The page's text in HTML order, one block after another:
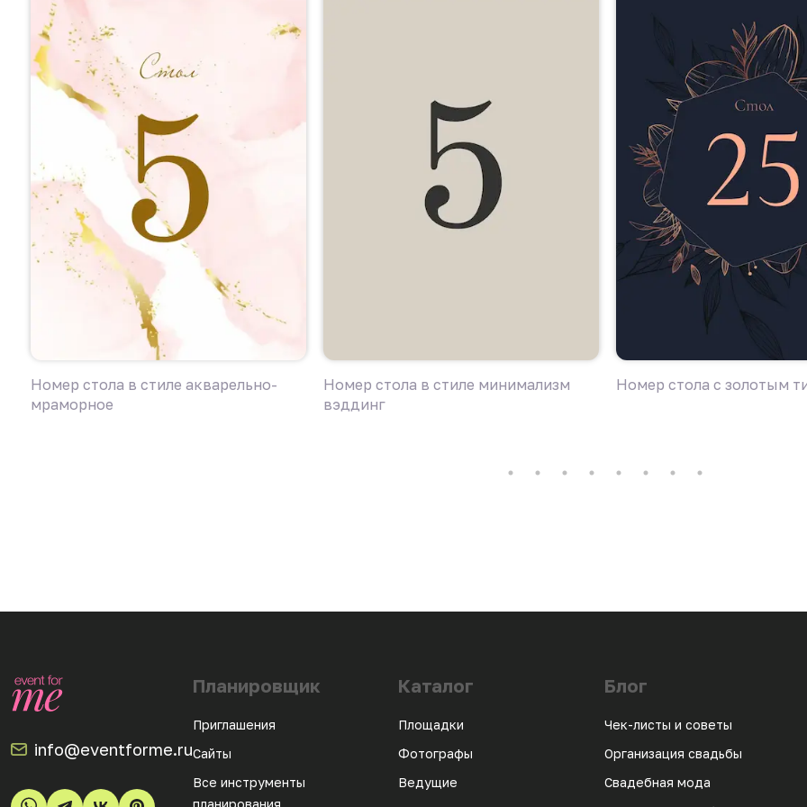
Номер стола в стиле акварельно-
мраморное
Номер стола в стиле минимализм
вэддинг
Номер стола с золотым
info@eventforme.ru
Планировщик
Приглашения
Сайты
Все инструменты
планирования
Каталог
Площадки
Фотографы
Ведущие
Блог
Чек-листы и советы
Организация свадьбы
Свадебная мода